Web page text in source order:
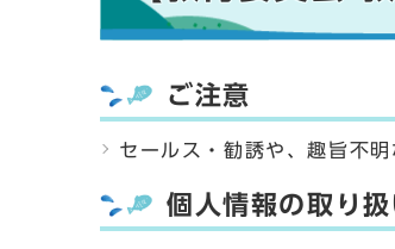
ご注意
セールス・勧誘や、趣旨不
個人情報の取り